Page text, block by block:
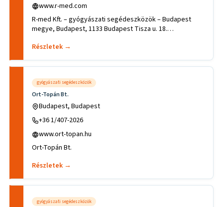
www.r-med.com
R-med Kft. – gyógyászati segédeszközök – Budapest
megye, Budapest, 1133 Budapest Tisza u. 18.
Részletek →
gyógyászati segédeszközök
Ort-Topán Bt.
Budapest, Budapest
+36 1/407-2026
www.ort-topan.hu
Ort-Topán Bt.
Részletek →
gyógyászati segédeszközök